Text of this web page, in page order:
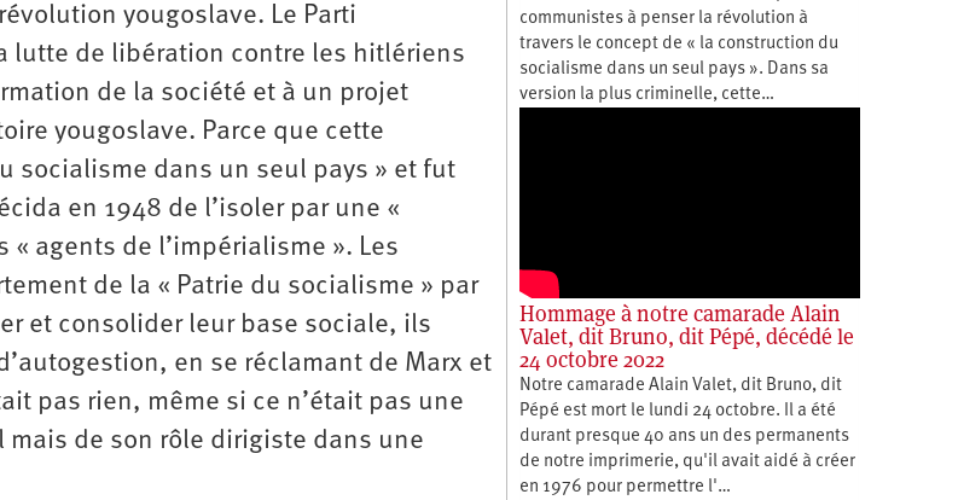
yougoslave. Le Parti
lutte de libération contre les hitlériens
de la société et à un projet
yougoslave. Parce que cette
socialisme dans un seul pays » et fut
en 1948 de l’isoler par une «
agents de l’impérialisme ». Les
de la « Patrie du socialisme » par
et consolider leur base sociale, ils
en se réclamant de Marx et
pas rien, même si ce n’était pas une
de son rôle dirigiste dans une
communistes à penser la révolution à
travers le concept de « la construction du
socialisme dans un seul pays ». Dans sa
version la plus criminelle, cette…
Hommage à notre camarade Alain
Valet, dit Bruno, dit Pépé, décédé le
24 octobre 2022
Notre camarade Alain Valet, dit Bruno, dit
Pépé est mort le lundi 24 octobre. Il a été
durant presque 40 ans un des permanents
de notre imprimerie, qu'il avait aidé à créer
en 1976 pour permettre l'…